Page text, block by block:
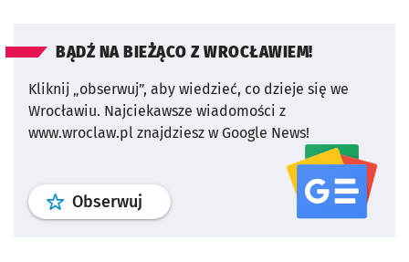
BĄDŹ NA BIEŻĄCO Z WROCŁAWIEM!
Kliknij „obserwuj”, aby wiedzieć, co dzieje się we
Wrocławiu. Najciekawsze wiadomości z
www.wroclaw.pl znajdziesz w Google News!
Obserwuj profil serwisu